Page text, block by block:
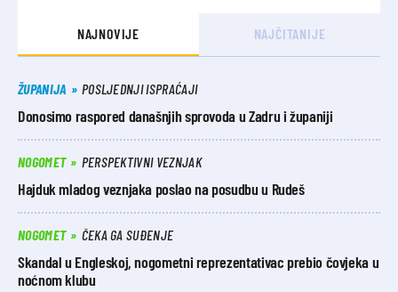
NAJNOVIJE NAJČITANIJE
ŽUPANIJA POSLJEDNJI ISPRAĆAJI
Donosimo raspored današnjih sprovoda u Zadru i županiji
NOGOMET PERSPEKTIVNI VEZNJAK
Hajduk mladog veznjaka poslao na posudbu u Rudeš
NOGOMET ČEKA GA SUĐENJE
Skandal u Engleskoj, nogometni reprezentativac prebio čovjeka u
noćnom klubu